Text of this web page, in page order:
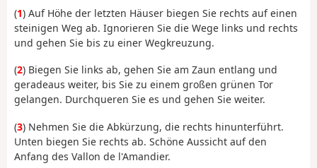
(1) Auf Höhe der letzten Häuser biegen Sie rechts auf einen
steinigen Weg ab. Ignorieren Sie die Wege links und rechts
und gehen Sie bis zu einer Wegkreuzung.
(2) Biegen Sie links ab, gehen Sie am Zaun entlang und
geradeaus weiter, bis Sie zu einem großen grünen Tor
gelangen. Durchqueren Sie es und gehen Sie weiter.
(3) Nehmen Sie die Abkürzung, die rechts hinunterführt.
Unten biegen Sie rechts ab. Schöne Aussicht auf den
Anfang des Vallon de l'Amandier.